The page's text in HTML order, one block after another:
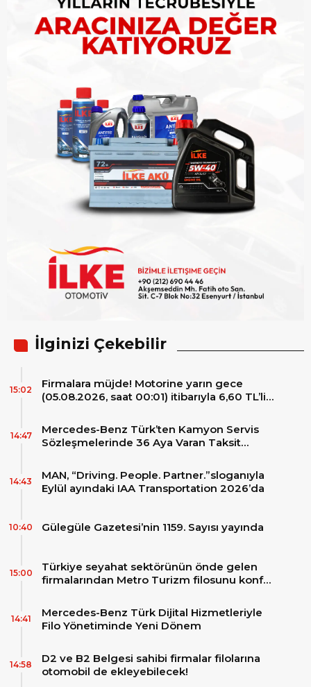
İlginizi Çekebilir
Firmalara müjde! Motorine yarın gece
(05.08.2026, saat 00:01) itibarıyla 6,60 TL’lik
15:02
Mercedes-Benz Türk’ten Kamyon Servis
Sözleşmelerinde 36 Aya Varan Taksit
14:47
MAN, “Driving. People. Partner.”sloganıyla
Eylül ayındaki IAA Transportation 2026’da
14:43
Gülegüle Gazetesi’nin 1159. Sayısı yayında
10:40
Türkiye seyahat sektörünün önde gelen
firmalarından Metro Turizm filosunu konfor
MAN Skyliner ile güçlendirdi!
15:00
Mercedes-Benz Türk Dijital Hizmetleriyle
Filo Yönetiminde Yeni Dönem
14:41
D2 ve B2 Belgesi sahibi firmalar filolarına
otomobil de ekleyebilecek!
14:58